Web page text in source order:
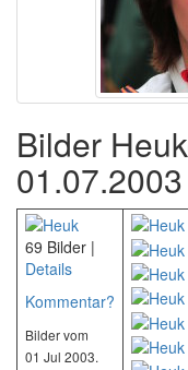
Bilder
01.07.2003
69 Bilder |
Details
Kommentar?
Bilder vom
01 Jul 2003.